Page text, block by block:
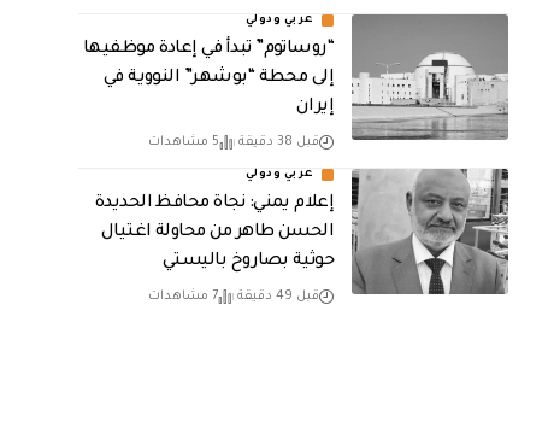
عربي ودولي
“روساتوم” تبدأ في إعادة موظفيها
إلى محطة “بوشهر” النووية في
إيران
قبل 38 دقيقة 5 مشاهدات
عربي ودولي
إعلام يمني: نجاة محافظ الحديدة
الحسن طاهر من محاولة اغتيال
حوثية بصاروخ باليستي
قبل 49 دقيقة 7 مشاهدات